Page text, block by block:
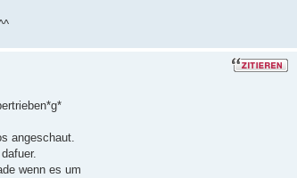
angeschaut.
wenn es um